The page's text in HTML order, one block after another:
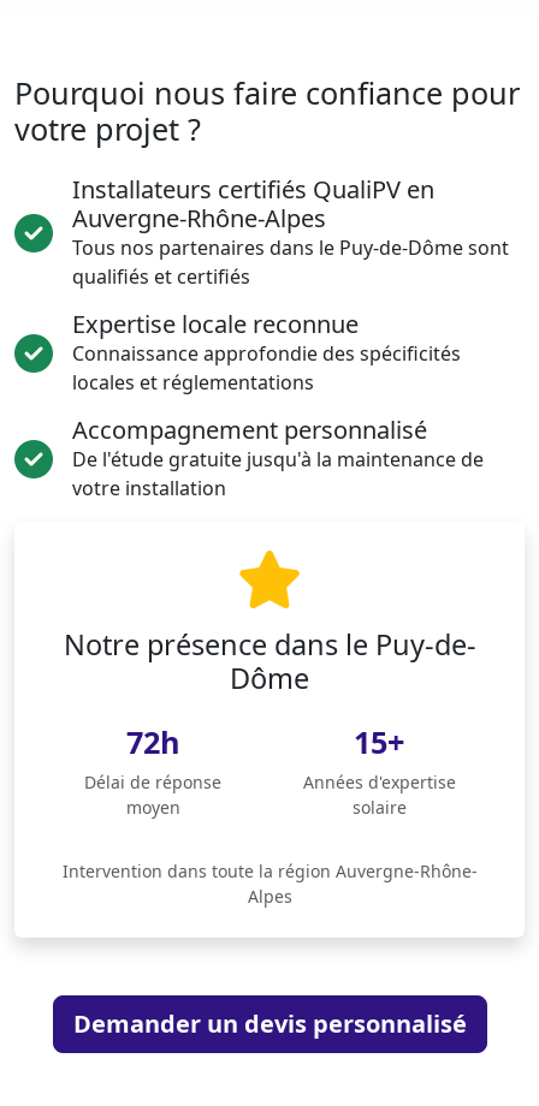
Pourquoi nous faire confiance pour
votre projet ?
Installateurs certifiés QualiPV en
Auvergne-Rhône-Alpes
Tous nos partenaires dans le Puy-de-Dôme sont
qualifiés et certifiés
Expertise locale reconnue
Connaissance approfondie des spécificités
locales et réglementations
Accompagnement personnalisé
De l'étude gratuite jusqu'à la maintenance de
votre installation
Notre présence dans le Puy-de-
Dôme
72h
Délai de réponse
moyen
15+
Années d'expertise
solaire
Intervention dans toute la région Auvergne-Rhône-
Alpes
Demander un devis personnalisé